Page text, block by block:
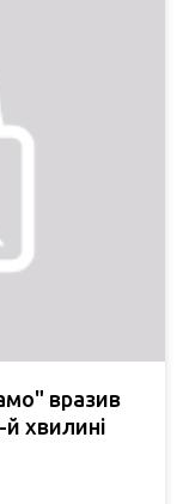
вразив
хвилині